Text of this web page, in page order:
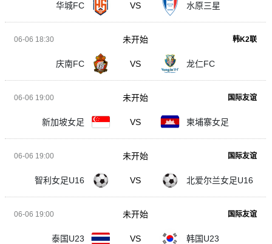
华城FC VS 水原三星
06-06 18:30 韩K2联
庆南FC VS 龙仁FC
未开始
06-06 19:00 国际友谊
新加坡女足 VS 柬埔寨女足
未开始
06-06 19:00 国际友谊
智利女足U16 VS 北爱尔兰女足U16
未开始
06-06 19:00 国际友谊
泰国U23 VS 韩国U23
未开始